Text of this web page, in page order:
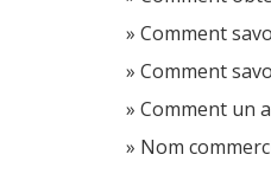
Comment
Comment
Comment un
Nom